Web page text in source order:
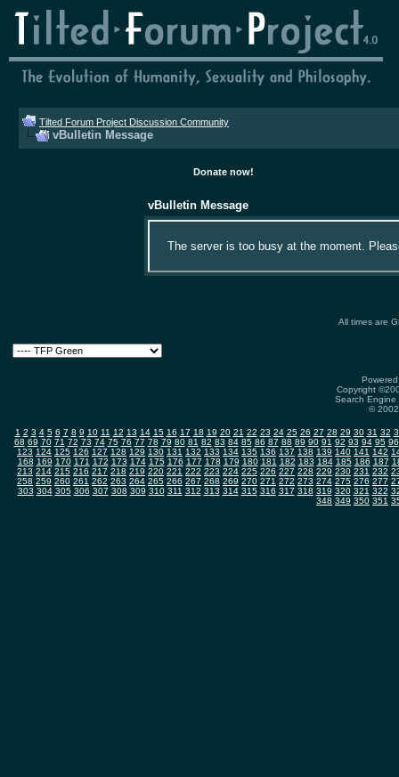
Tilted Forum Project Discussion Community
vBulletin Message
Donate now!
vBulletin Message
The server is too busy at the moment.
All times are
Copyright
Search
©
1 2 3 4 5 6 7 8 9 10 11 12 13 14 15 16 17 18 19 20 21 22 23 24 25 26 27 28 29 30 31 32
68 69 70 71 72 73 74 75 76 77 78 79 80 81 82 83 84 85 86 87 88 89 90 91 92 93 94 95 96
123 124 125 126 127 128 129 130 131 132 133 134 135 136 137 138 139 140 141 142
168 169 170 171 172 173 174 175 176 177 178 179 180 181 182 183 184 185 186 187
213 214 215 216 217 218 219 220 221 222 223 224 225 226 227 228 229 230 231 232
258 259 260 261 262 263 264 265 266 267 268 269 270 271 272 273 274 275 276 277
303 304 305 306 307 308 309 310 311 312 313 314 315 316 317 318 319 320 321 322
348 349 350 351